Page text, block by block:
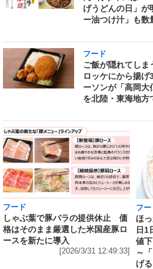
げうどんの日」が
ー油つけ汁」も数
フード
ご飯が隠れてしま
ロッケにから揚
ーソンが「高岡大
を北陸・東海地
フード
しゃぶ葉で豚バラの提供休止 価
格はそのまま厳選した米国産豚ロ
ースを新たに導入
[2026/3/31 12:49:33]
フー
ほ
日1
値
～
げる